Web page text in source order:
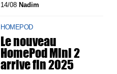
14/08 Nadim
HOMEPOD
Le nouveau
HomePod Mini 2
arrive fin 2025